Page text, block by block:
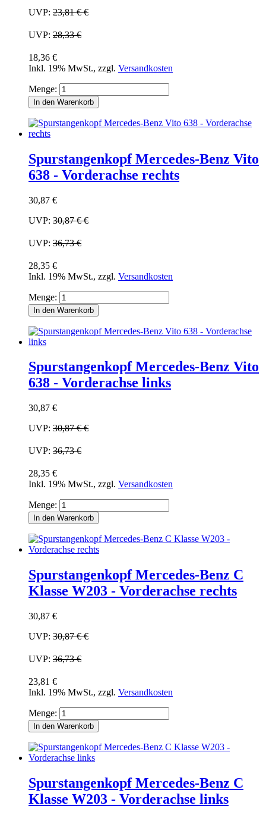
UVP: 23,81 €€
UVP: 28,33 €
18,36 €
Inkl. 19% MwSt., zzgl. Versandkosten
Menge:
In den Warenkorb
Spurstangenkopf Mercedes-Benz Vito
638 - Vorderachse rechts
30,87 €
UVP: 30,87 €€
UVP: 36,73 €
28,35 €
Inkl. 19% MwSt., zzgl. Versandkosten
Menge:
In den Warenkorb
Spurstangenkopf Mercedes-Benz Vito
638 - Vorderachse links
30,87 €
UVP: 30,87 €€
UVP: 36,73 €
28,35 €
Inkl. 19% MwSt., zzgl. Versandkosten
Menge:
In den Warenkorb
Spurstangenkopf Mercedes-Benz C
Klasse W203 - Vorderachse rechts
30,87 €
UVP: 30,87 €€
UVP: 36,73 €
23,81 €
Inkl. 19% MwSt., zzgl. Versandkosten
Menge:
In den Warenkorb
Spurstangenkopf Mercedes-Benz C
Klasse W203 - Vorderachse links